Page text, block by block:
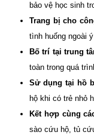
bảo vệ học sinh
Trang bị cho
tình huống ngoài
Bố trí tại trung
toàn trong quá
Sử dụng tại hồ
hộ khi có trẻ nhỏ
Kết hợp cùng
sào cứu hộ, tủ